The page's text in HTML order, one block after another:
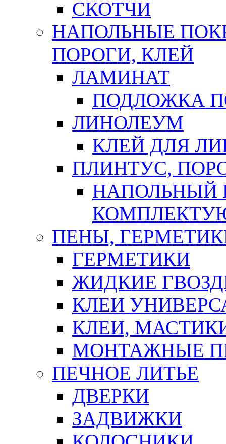
СКОТЧИ
НАПОЛЬНЫЕ
ПОРОГИ, КЛЕЙ
ЛАМИНАТ
ПОДЛОЖКА
ЛИНОЛЕУМ
КЛЕЙ ДЛЯ
ПЛИНТУС,
НАПОЛЬНЫЙ
ПЕНЫ,
ГЕРМЕТИКИ
ЖИДКИЕ
КЛЕИ
КЛЕИ,
МОНТАЖНЫЕ
ПЕЧНОЕ ЛИТЬЕ
ДВЕРКИ
ЗАДВИЖКИ